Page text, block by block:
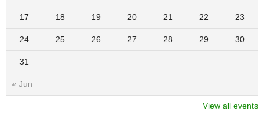
« Jun
17 18 19 20 21 22 23
24 25 26 27 28 29 30
31
View all events